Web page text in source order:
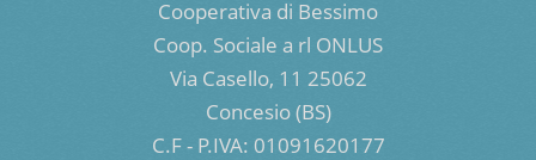
Cooperativa di Bessimo
Coop. Sociale a rl ONLUS
Via Casello, 11 25062
Concesio (BS)
C.F - P.IVA: 01091620177